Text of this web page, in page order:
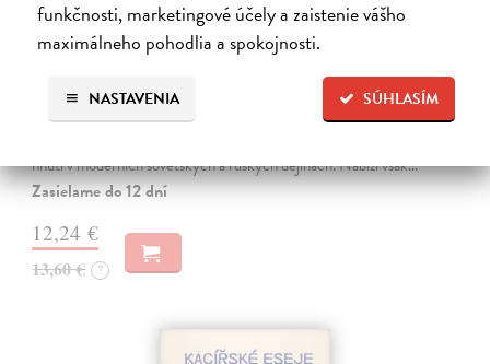
funkčnosti, marketingové účely a zaistenie vášho
maximálneho pohodlia a spokojnosti.
SÚHLASÍM
NASTAVENIA
Budrajtskis Ilja Borisovič
Kniha Ilji Budrajtskise (* 1981) je působivou mozaikou esejů, studií a
hnutí v moderních sovětských a ruských dějinách. Nabízí však…
Zasielame do 12 dní
12,24 €
13,60 € ?